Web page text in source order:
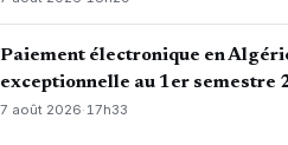
Paiement électronique en
exceptionnelle au 1er semestre
7 août 2026·17h33